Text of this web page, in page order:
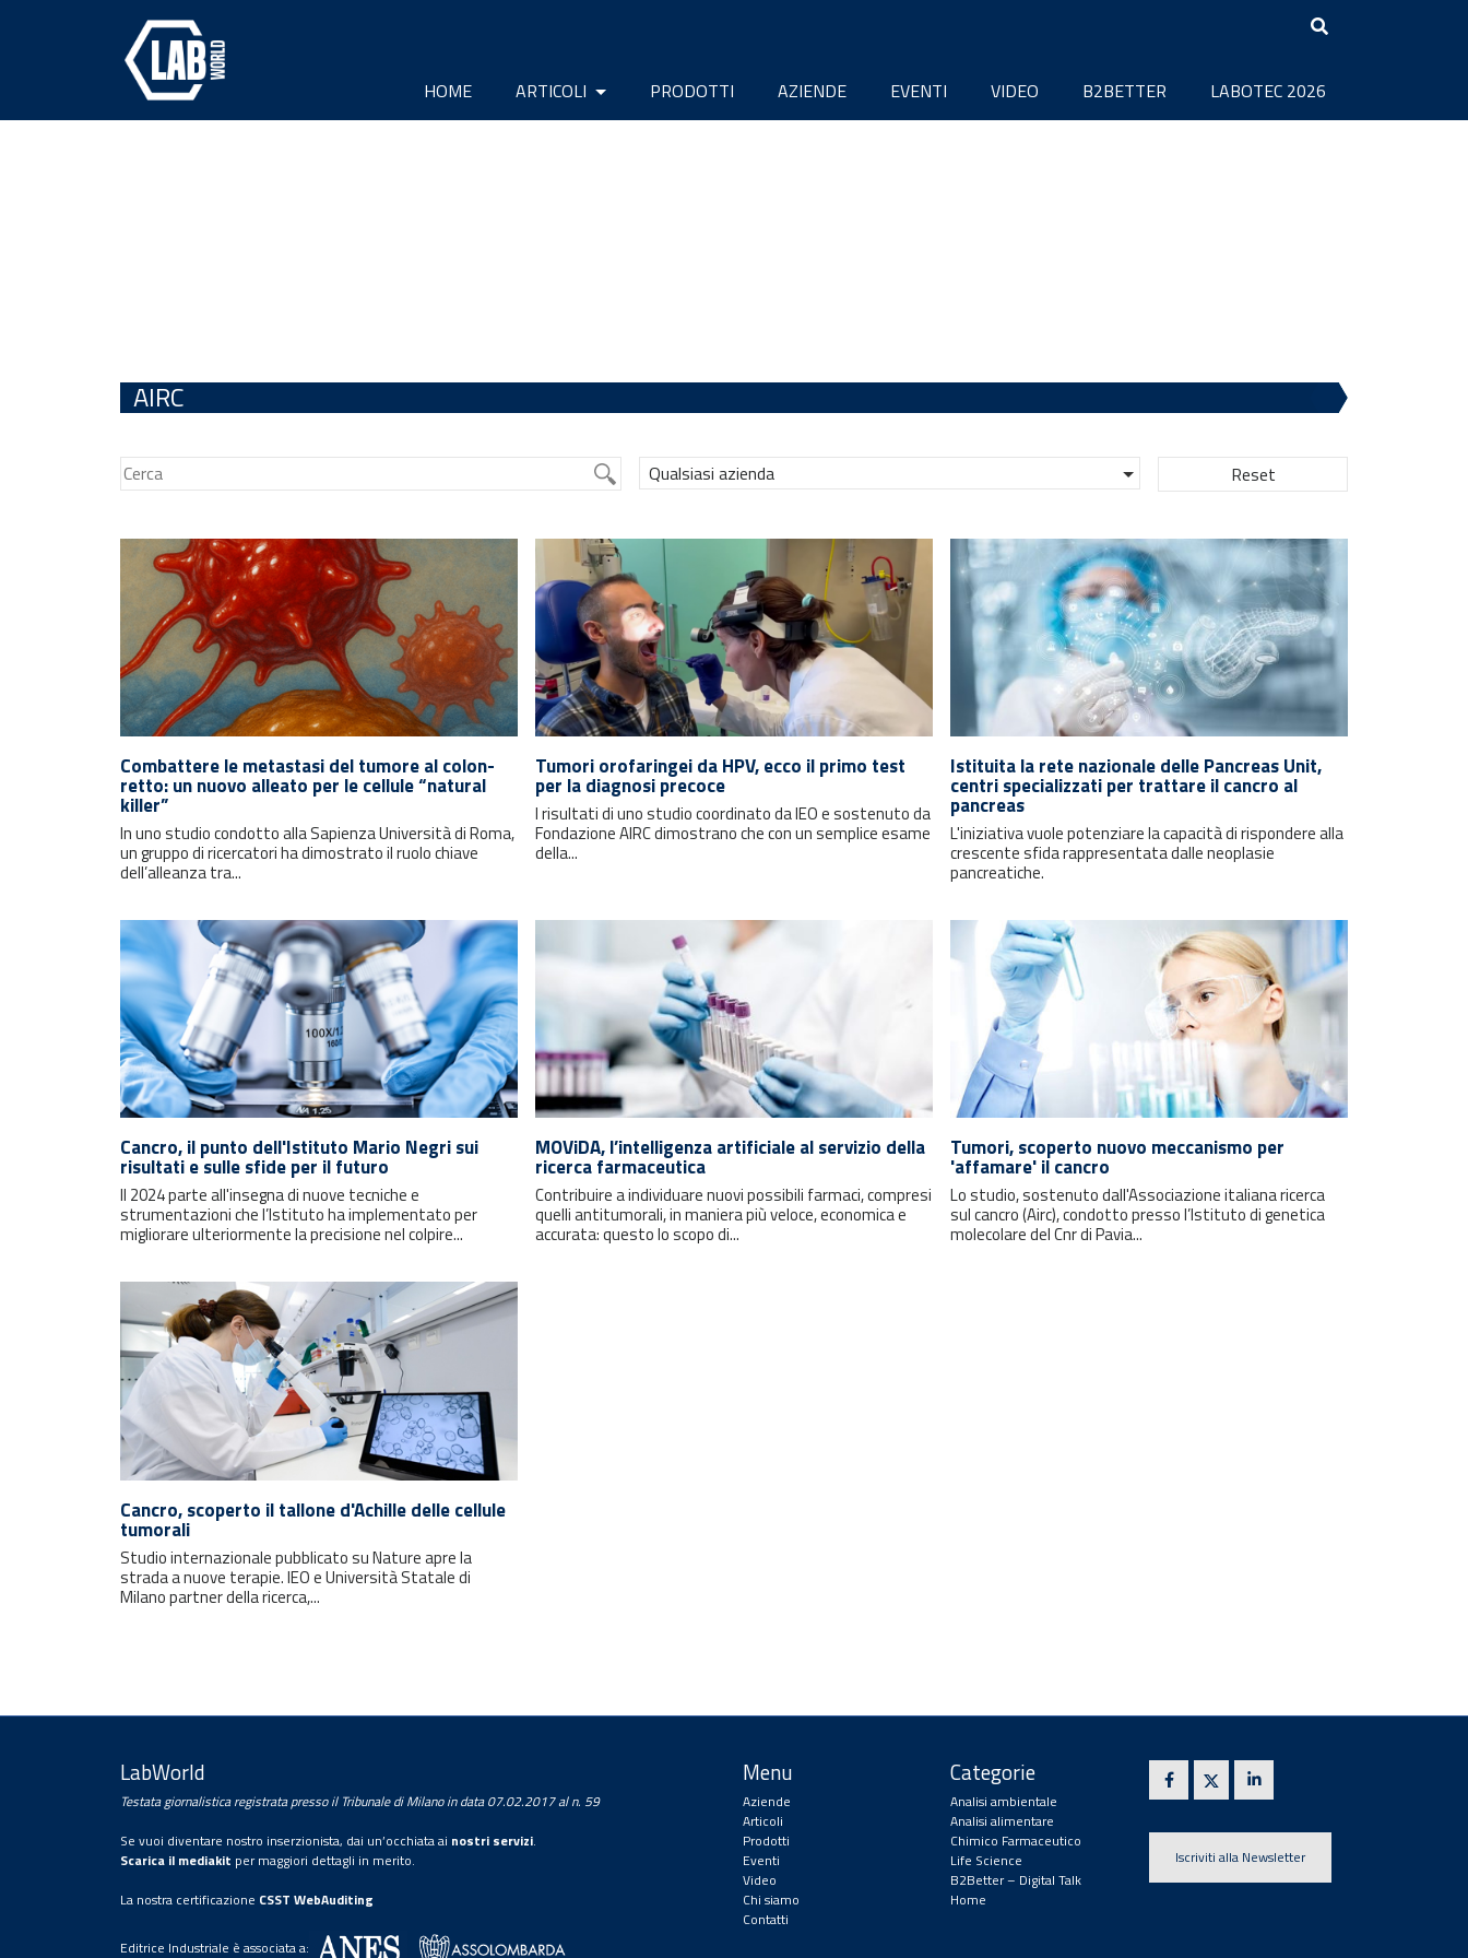
HOME ARTICOLI PRODOTTI AZIENDE EVENTI VIDEO B2BETTER LABOTEC 2026
AIRC
Qualsiasi azienda Reset
Combattere le metastasi del tumore al colon-
retto: un nuovo alleato per le cellule “natural
killer”
In uno studio condotto alla Sapienza Università di Roma,
un gruppo di ricercatori ha dimostrato il ruolo chiave
dell’alleanza tra...
Tumori orofaringei da HPV, ecco il primo test
per la diagnosi precoce
I risultati di uno studio coordinato da IEO e sostenuto da
Fondazione AIRC dimostrano che con un semplice esame
della...
Istituita la rete nazionale delle Pancreas Unit,
centri specializzati per trattare il cancro al
pancreas
L'iniziativa vuole potenziare la capacità di rispondere alla
crescente sfida rappresentata dalle neoplasie
pancreatiche.
Cancro, il punto dell'Istituto Mario Negri sui
risultati e sulle sfide per il futuro
Il 2024 parte all'insegna di nuove tecniche e
strumentazioni che l’Istituto ha implementato per
migliorare ulteriormente la precisione nel colpire...
MOViDA, l’intelligenza artificiale al servizio della
ricerca farmaceutica
Contribuire a individuare nuovi possibili farmaci, compresi
quelli antitumorali, in maniera più veloce, economica e
accurata: questo lo scopo di...
Tumori, scoperto nuovo meccanismo per
'affamare' il cancro
Lo studio, sostenuto dall'Associazione italiana ricerca
sul cancro (Airc), condotto presso l’Istituto di genetica
molecolare del Cnr di Pavia...
Cancro, scoperto il tallone d'Achille delle cellule
tumorali
Studio internazionale pubblicato su Nature apre la
strada a nuove terapie. IEO e Università Statale di
Milano partner della ricerca,...
LabWorld
Testata giornalistica registrata presso il Tribunale di Milano in data 07.02.2017 al n. 59
Se vuoi diventare nostro inserzionista, dai un’occhiata ai nostri servizi.
Scarica il mediakit per maggiori dettagli in merito.
La nostra certificazione CSST WebAuditing
Editrice Industriale è associata a:
Menu
Aziende
Articoli
Prodotti
Eventi
Video
Chi siamo
Contatti
Categorie
Analisi ambientale
Analisi alimentare
Chimico Farmaceutico
Life Science
B2Better – Digital Talk
Home
Iscriviti alla Newsletter
Rimani sempre aggiornato con le
ultime notizie e i prossimi eventi.
Con la sottoscrizione della presente, l’utente
propri dati personali da parte di